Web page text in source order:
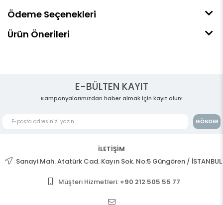
Ödeme Seçenekleri
Ürün Önerileri
E-BÜLTEN KAYIT
Kampanyalarımızdan haber almak için kayıt olun!
GÖNDER
İLETİŞİM
Sanayi Mah. Atatürk Cad. Kayın Sok. No:5 Güngören / İSTANBUL
Müşteri Hizmetleri: +90 212 505 55 77